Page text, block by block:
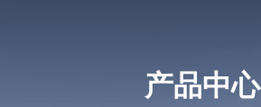
产品中心